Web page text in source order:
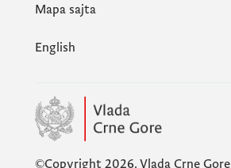
Mapa sajta
English
©Copyright 2026. Vlada Crne Gore